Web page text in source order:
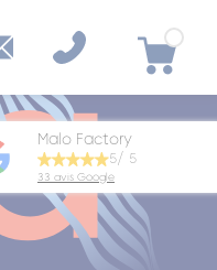
Malo Factory
5/ 5
33 avis Google